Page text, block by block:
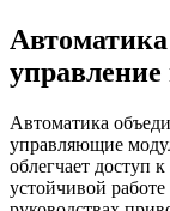
Автоматика
управляющие
облегчает доступ
устойчивой